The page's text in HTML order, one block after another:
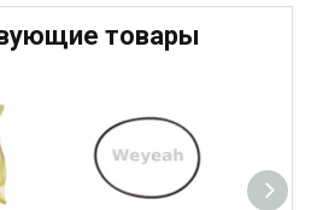
и уюта момент, 25 декабря
товары